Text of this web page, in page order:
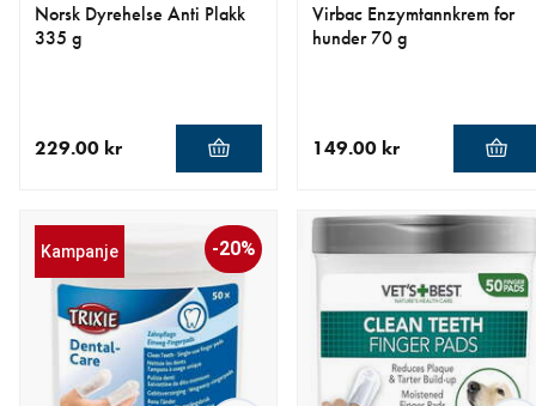
Norsk Dyrehelse Anti Plakk
335 g
229.00 kr
Virbac Enzymtannkrem for
hunder 70 g
149.00 kr
Kampanje -20%